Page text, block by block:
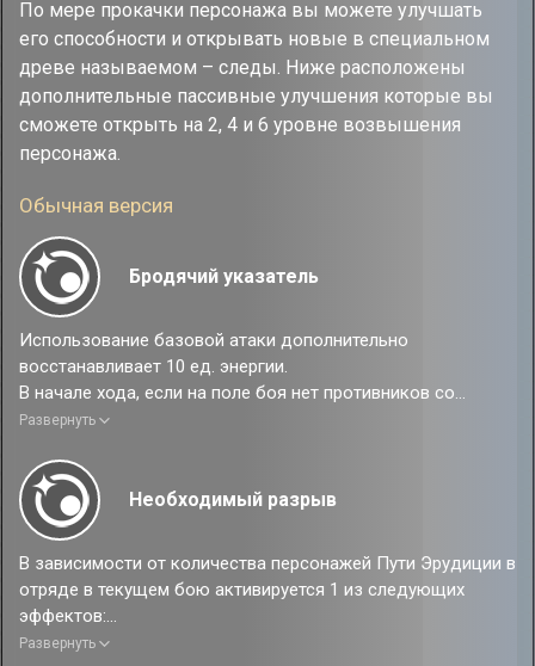
По мере прокачки персонажа вы можете улучшать
его способности и открывать новые в специальном
древе называемом – следы. Ниже расположены
дополнительные пассивные улучшения которые вы
сможете открыть на 2, 4 и 6 уровне возвышения
персонажа.
Обычная версия
Бродячий указатель
Использование базовой атаки дополнительно
восстанавливает 10 ед. энергии.
В начале хода, если на поле боя нет противников со
статусом Проявление качеств, то персонаж немедленно
Развернуть
Необходимый разрыв
В зависимости от количества персонажей Пути Эрудиции в
отряде в текущем бою активируется 1 из следующих
эффектов:
Один персонаж: крит. урон Анаксы повышается на 140%.
Развернуть